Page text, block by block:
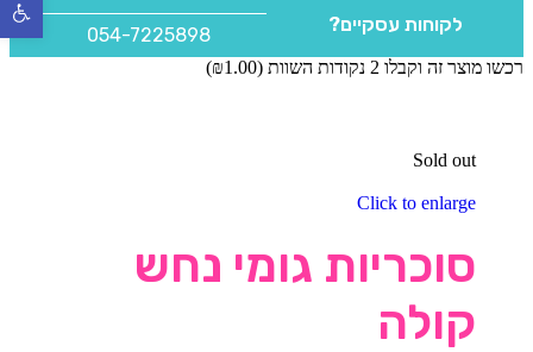
לקוחות עסקיים? 054-7225898
רכשו מוצר זה וקבלו 2 נקודות השוות ( ₪1.00
)
Sold out
Click to enlarge
סוכריות גומי נחש
קולה
פתח